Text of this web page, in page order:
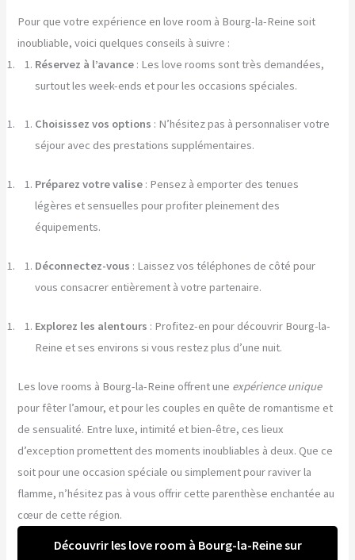
Pour que votre expérience en love room à Bourg-la-Reine soit
inoubliable, voici quelques conseils à suivre :
Réservez à l’avance : Les love rooms sont très demandées,
surtout les week-ends et pour les occasions spéciales.
Choisissez vos options : N’hésitez pas à personnaliser votre
séjour avec des prestations supplémentaires.
Préparez votre valise : Pensez à emporter des tenues
légères et sensuelles pour profiter pleinement des
équipements.
Déconnectez-vous : Laissez vos téléphones de côté pour
vous consacrer entièrement à votre partenaire.
Explorez les alentours : Profitez-en pour découvrir Bourg-la-
Reine et ses environs si vous restez plus d’une nuit.
Les love rooms à Bourg-la-Reine offrent une expérience unique
pour fêter l’amour, et pour les couples en quête de romantisme et
de sensualité. Entre luxe, intimité et bien-être, ces lieux
d’exception promettent des moments inoubliables à deux. Que ce
soit pour une occasion spéciale ou simplement pour raviver la
flamme, n’hésitez pas à vous offrir cette parenthèse enchantée au
cœur de cette région.
Découvrir les love room à Bourg-la-Reine sur